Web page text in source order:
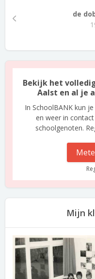
de
Bekijk het
Aalst en al je
In SchoolBANK kun je
en weer in
schoolgenoten.
Mijn